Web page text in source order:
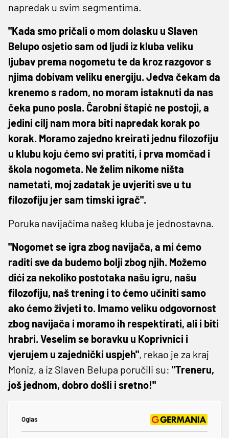
napredak u svim segmentima.
"Kada smo pričali o mom dolasku u Slaven
Belupo osjetio sam od ljudi iz kluba veliku
ljubav prema nogometu te da kroz razgovor s
njima dobivam veliku energiju. Jedva čekam da
krenemo s radom, no moram istaknuti da nas
čeka puno posla. Čarobni štapić ne postoji, a
jedini cilj nam mora biti napredak korak po
korak. Moramo zajedno kreirati jednu filozofiju
u klubu koju ćemo svi pratiti, i prva momčad i
škola nogometa. Ne želim nikome ništa
nametati, moj zadatak je uvjeriti sve u tu
filozofiju jer sam timski igrač".
Poruka navijačima našeg kluba je jednostavna.
"Nogomet se igra zbog navijača, a mi ćemo
raditi sve da budemo bolji zbog njih. Možemo
dići za nekoliko postotaka našu igru, našu
filozofiju, naš trening i to ćemo učiniti samo
ako ćemo živjeti to. Imamo veliku odgovornost
zbog navijača i moramo ih respektirati, ali i biti
hrabri. Veselim se boravku u Koprivnici i
vjerujem u zajednički uspjeh", rekao je za kraj
Moniz, a iz Slaven Belupa poručili su: "Treneru,
još jednom, dobro došli i sretno!"
Oglas